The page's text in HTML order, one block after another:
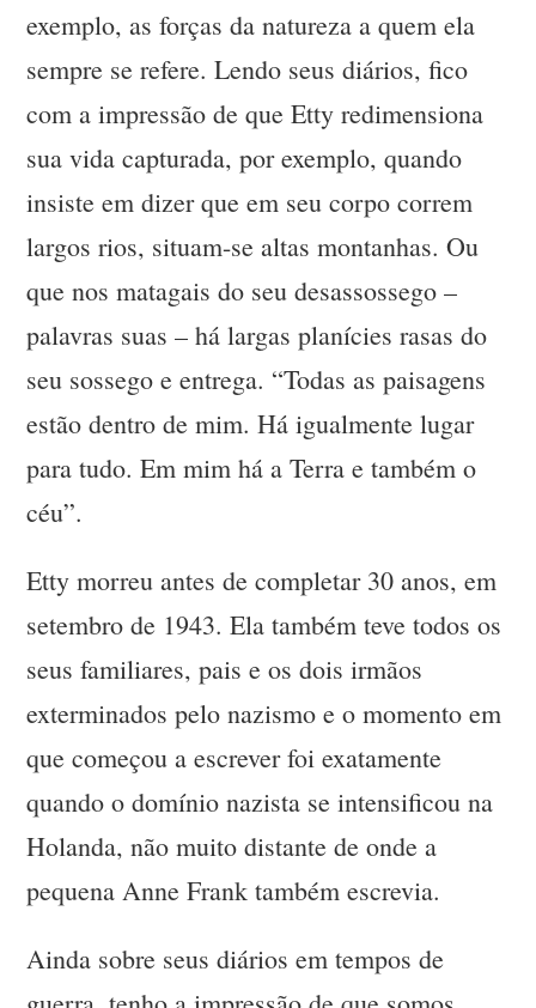
exemplo, as forças da natureza a quem ela
sempre se refere. Lendo seus diários, fico
com a impressão de que Etty redimensiona
sua vida capturada, por exemplo, quando
insiste em dizer que em seu corpo correm
largos rios, situam-se altas montanhas. Ou
que nos matagais do seu desassossego –
palavras suas – há largas planícies rasas do
seu sossego e entrega. “Todas as paisagens
estão dentro de mim. Há igualmente lugar
para tudo. Em mim há a Terra e também o
céu”.
Etty morreu antes de completar 30 anos, em
setembro de 1943. Ela também teve todos os
seus familiares, pais e os dois irmãos
exterminados pelo nazismo e o momento em
que começou a escrever foi exatamente
quando o domínio nazista se intensificou na
Holanda, não muito distante de onde a
pequena Anne Frank também escrevia.
Ainda sobre seus diários em tempos de